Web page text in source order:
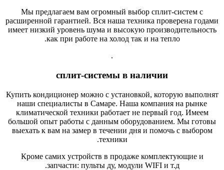
Мы предлагаем вам огромный выбор сплит-систем с
расширенной гарантией. Вся наша техника проверена годами
имеет низкий уровень шума и высокую производительность
как при работе на холод так и на тепло.
.
сплит-системы в наличии
Купить кондиционер можно с установкой, которую выполнят
наши специалисты в Самаре. Наша компания на рынке
климатической техники работает не первый год. Имеем
большой опыт работы с данным оборудованием. Мы готовы
выехать к вам на замер в течении дня и помочь с выбором
техники.
Кроме самих устройств в продаже комплектующие и
запчасти: пульты ду, модули WIFI и т.д.